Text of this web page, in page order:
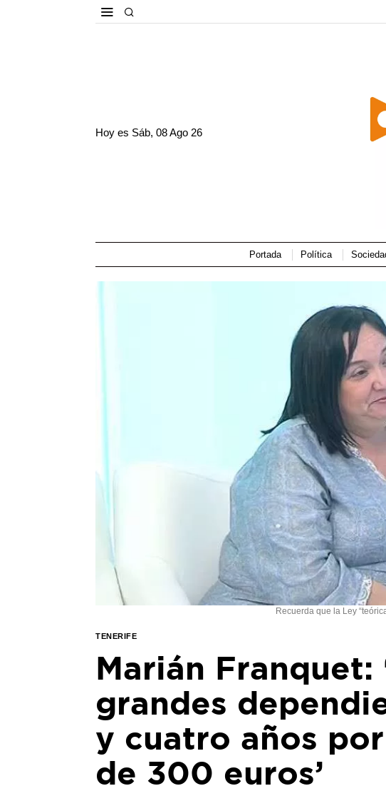
Hoy es Sáb, 08 Ago 26
Portada Política
Recuerda que la Ley
TENERIFE
Marián Franquet:
grandes
y cuatro años
de 300 euros’